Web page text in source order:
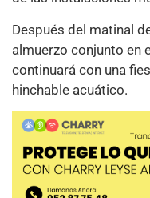
Después del matinal
almuerzo conjunto en
continuará con una
hinchable acuático.